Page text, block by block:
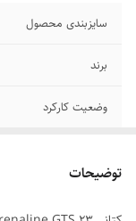
سایزبندی محصول
برند
وضعیت کارکرد
توضیحات